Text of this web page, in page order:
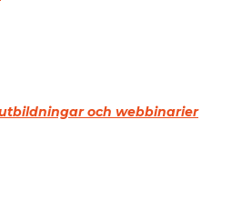
och webbinarier